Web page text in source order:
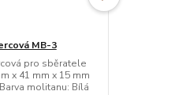
MB-3
pro sběratele
x 41 mm x 15 mm
molitanu: Bílá